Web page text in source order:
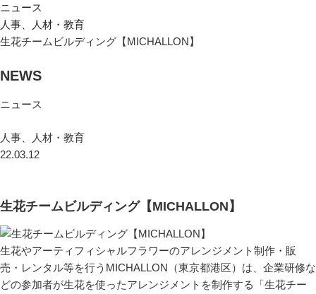
ニュース
人事、人材・教育
生花チームビルディング【MICHALLON】
NEWS
ニュース
人事、人材・教育
22.03.12
生花チームビルディング【MICHALLON】
生花やアーティフィシャルフラワーのアレンジメント制作・販
売・レンタル等を行うMICHALLON（東京都港区）は、企業研修な
どの参加者が生花を使ったアレンジメントを制作する「生花チー